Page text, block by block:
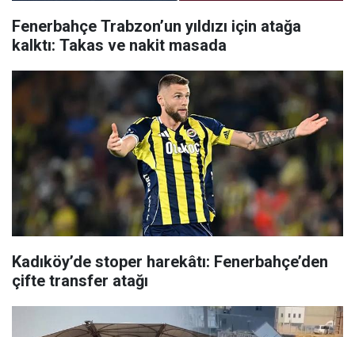
Fenerbahçe Trabzon’un yıldızı için atağa
kalktı: Takas ve nakit masada
Kadıköy’de stoper harekâtı: Fenerbahçe’den
çifte transfer atağı